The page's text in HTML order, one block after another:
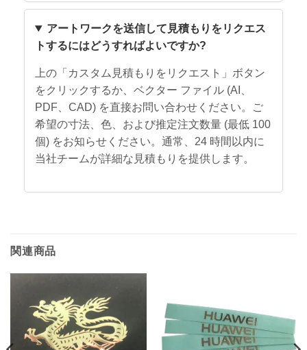
アートワークを送信して見積もりをリクエス
トするにはどうすればよいですか?
上の「カスタム見積もりをリクエスト」ボタン
をクリックするか、ベクター ファイル (AI、
PDF、CAD) を直接お問い合わせください。ご
希望の寸法、色、および推定注文数量 (最低 100
個) をお知らせください。通常、24 時間以内に
当社チームが詳細な見積もりを提供します。
関連商品